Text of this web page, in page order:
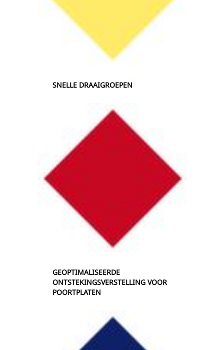
SNELLE DRAAIGROEPEN
GEOPTIMALISEERDE
ONTSTEKINGSVERSTELLING VOOR
POORTPLATEN